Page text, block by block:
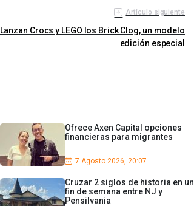
Artículo siguiente
Lanzan Crocs y LEGO los Brick Clog, un modelo
edición especial
Ofrece Axen Capital opciones
financieras para migrantes
7 Agosto 2026, 20:07
Cruzar 2 siglos de historia en un
fin de semana entre NJ y
Pensilvania